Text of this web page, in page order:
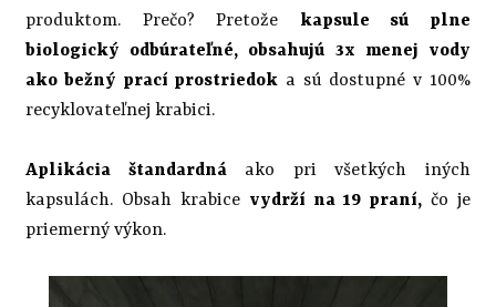
produktom. Prečo? Pretože kapsule sú plne
biologický odbúrateľné, obsahujú 3x menej vody
ako bežný prací prostriedok a sú dostupné v 100%
recyklovateľnej krabici.
Aplikácia štandardnáako pri všetkých iných
kapsulách. Obsah krabice vydrží na 19 praní, čo je
priemerný výkon.